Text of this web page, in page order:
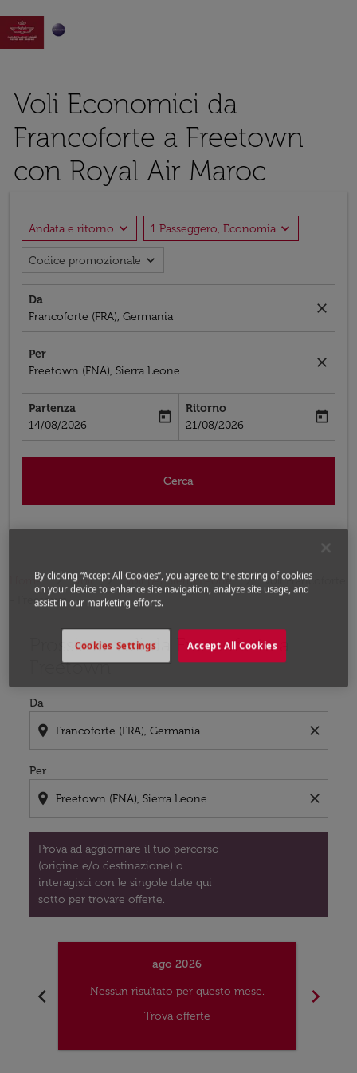

Voli Economici da
Francoforte a Freetown
con Royal Air Maroc
Andata e ritorno expand_more 1 Passeggero, Economia expand_more
Codice promozionale expand_more
Da
Francoforte (FRA), Germania
close
Per
Freetown (FNA), Sierra Leone
close
Partenza
fc-booking-departure-date-aria-label
14/08/2026
today
Ritorno
fc-booking-return-date-aria-label
21/08/2026
today
Cerca
Home Voli Voli per Sierra Leone
Voli Francoforte
- Freetown
Prossimo voli da Francoforte a
Freetown
Da
location_on close
Per
location_on close
Prova ad aggiornare il tuo percorso
(origine e/o destinazione) o
interagisci con le singole date qui
sotto per trovare offerte.
Prova ad aggiornare il tuo percorso (origine e/o
chevron_left
ago 2026
Nessun risultato per questo mese.
Trova offerte
chevron_right
By clicking “Accept All Cookies”, you agree to the storing of cookies
on your device to enhance site navigation, analyze site usage, and
assist in our marketing efforts.
Accept All Cookies
Cookies Settings